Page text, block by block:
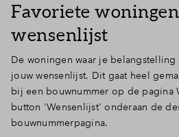
Favoriete
wensenlijst
De woningen waar je
jouw wensenlijst. Dit gaat heel
bij een bouwnummer op de pagina
button 'Wensenlijst' onderaan de
bouwnummerpagina.